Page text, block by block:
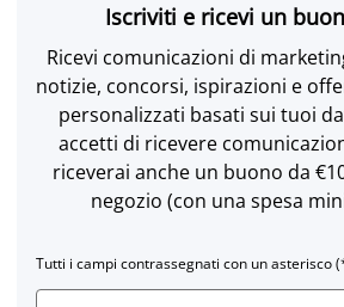
Iscriviti e ricevi un
Ricevi comunicazioni di
notizie, concorsi, ispirazioni e
personalizzati basati sui tuoi
accetti di ricevere
riceverai anche un buono da
negozio (con una spesa
Tutti i campi contrassegnati con un asterisco